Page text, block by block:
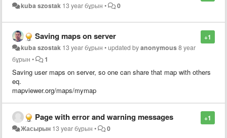
kuba szostak 13 year бұрын • 0
+1
Saving maps on server
kuba szostak 13 year бұрын •updated byanonymous8 year
бұрын • 1
Saving user maps on server, so one can share that map with others
eq.
mapviewer.org/maps/mymap
+1
Page with error and warning messages
Жасырын 13 year бұрын • 0